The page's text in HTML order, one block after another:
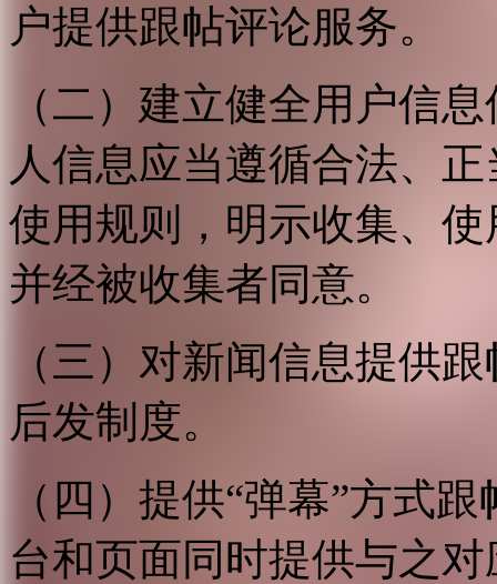
户提供跟帖评论服务。
（二）建立健全用户信
人信息应当遵循合法、
使用规则，明示收集、
并经被收集者同意。
（三）对新闻信息提供
后发制度。
（四）提供“弹幕”方式
台和页面同时提供与之